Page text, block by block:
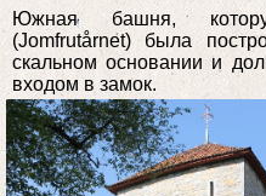
Южная башня,
(Jomfrutårnet) была
скальном основании и
входом в замок.